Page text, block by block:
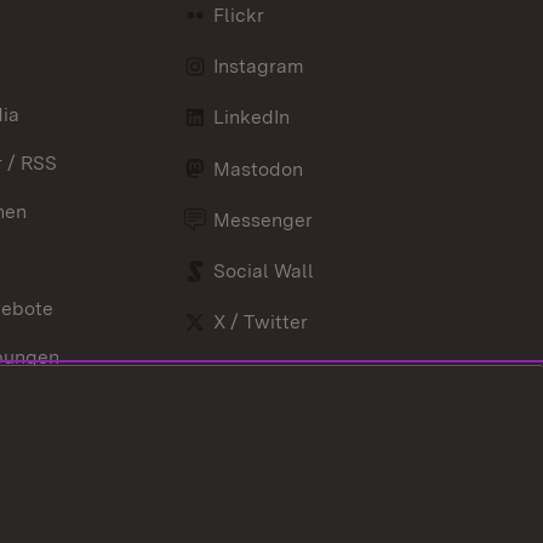
RSS
Flickr
Instagram
LinkedIn
Mastodon
Messenger
Social Wall
X / Twitter
Youtube